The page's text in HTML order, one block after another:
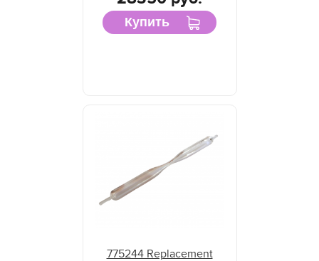
Купить
775244 Replacement